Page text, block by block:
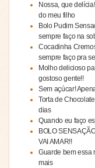
Nossa, que
do meu filho
Bolo Pudim
sempre faço na
Cocadinha
sempre faço pra
Molho delicioso
gostoso gente!!
Sem açúcar!
Torta de
dias
Quando eu faço
BOLO
VAI AMAR!!
Guarde bem essa
mais